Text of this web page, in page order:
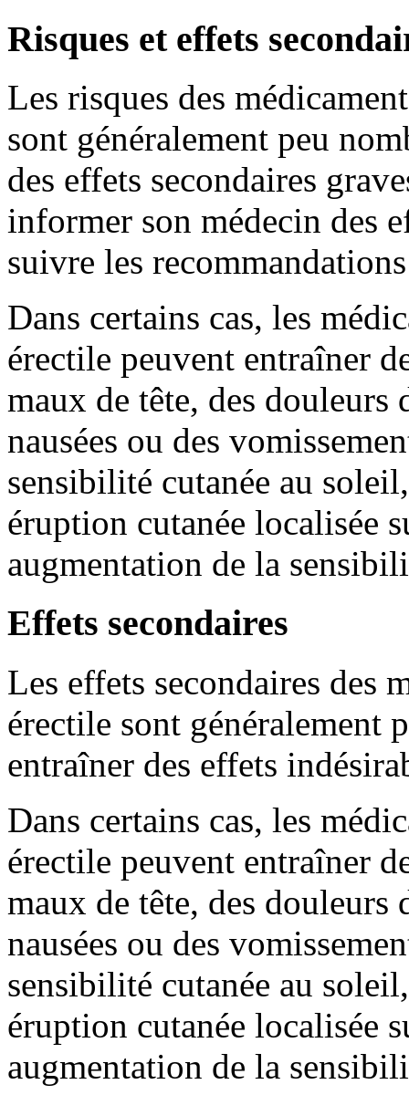
Risques et effets
Les risques des
sont généralement peu
des effets secondaires
informer son médecin des
suivre les
Dans certains cas, les
érectile peuvent entraîner
maux de tête, des douleurs
nausées ou des
sensibilité cutanée au
éruption cutanée localisée
augmentation de la
Effets secondaires
Les effets secondaires des
érectile sont généralement
entraîner des effets
Dans certains cas, les
érectile peuvent entraîner
maux de tête, des douleurs
nausées ou des
sensibilité cutanée au
éruption cutanée localisée
augmentation de la